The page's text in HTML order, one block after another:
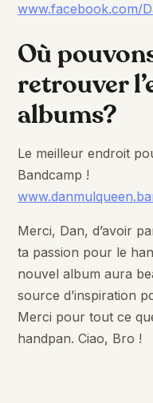
www.facebook.com/
Où
retrouver
albums?
Le meilleur endroit
Bandcamp !
Merci, Dan, d’avoir
ta passion pour le
nouvel album aura
source d’inspiration
Merci pour tout ce
handpan. Ciao, Bro !